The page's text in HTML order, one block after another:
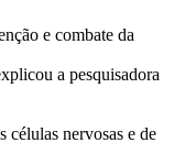
e combate da
a pesquisadora
células nervosas e de